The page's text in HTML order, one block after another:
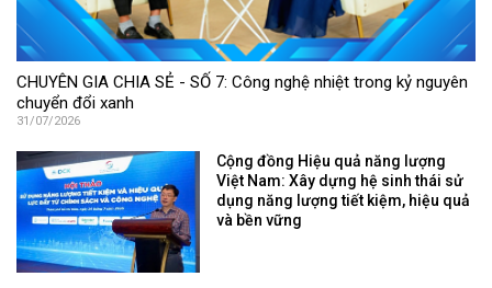
CHUYÊN GIA CHIA SẺ - SỐ 7: Công nghệ nhiệt trong kỷ nguyên
chuyển đổi xanh
31/07/2026
Cộng đồng Hiệu quả năng lượng
Việt Nam: Xây dựng hệ sinh thái sử
dụng năng lượng tiết kiệm, hiệu quả
và bền vững